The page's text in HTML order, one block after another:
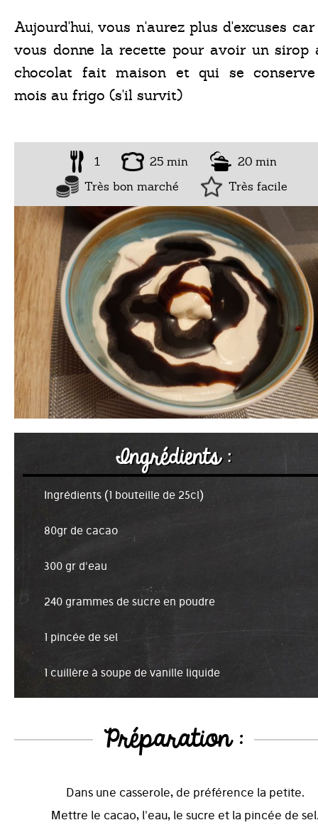
Aujourd'hui, vous n'aurez plus d'excuses
vous donne la recette pour avoir un sirop
chocolat fait maison et qui se
mois au frigo (s'il survit)
1 25 min
20 min
Très bon marché
Très facile
Ingrédients :
Ingrédients (1 bouteille de 25cl)
80gr de cacao
300 gr d'eau
240 grammes de sucre en poudre
1 pincée de sel
1 cuillère à soupe de vanille liquide
Préparation :
Dans une casserole, de préférence la petite.
Mettre le cacao, l'eau, le sucre et la pincée de